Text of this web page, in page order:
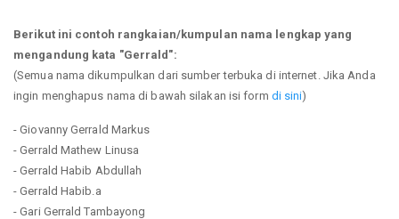
Berikut ini contoh rangkaian/kumpulan nama lengkap yang
mengandung kata "Gerrald":
(Semua nama dikumpulkan dari sumber terbuka di internet. Jika Anda
ingin menghapus nama di bawah silakan isi form di sini)
- Giovanny Gerrald Markus
- Gerrald Mathew Linusa
- Gerrald Habib Abdullah
- Gerrald Habib.a
- Gari Gerrald Tambayong